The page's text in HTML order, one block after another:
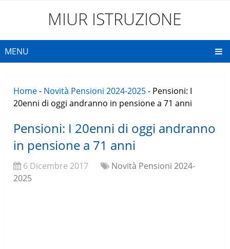
MIUR ISTRUZIONE
MENU
Home- Novità Pensioni 2024-2025- Pensioni: I
20enni di oggi andranno in pensione a 71 anni
Pensioni: I 20enni di oggi andranno
in pensione a 71 anni
6 Dicembre 2017
Novità Pensioni 2024-
2025